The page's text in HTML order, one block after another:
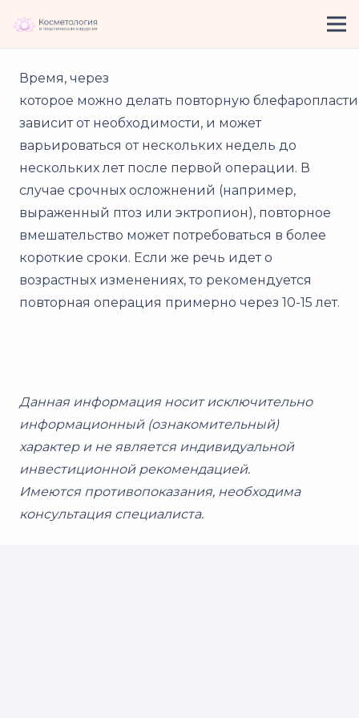
Время, через
которое можно делать повторную
зависит от необходимости, и может
варьироваться от нескольких недель до
нескольких лет после первой операции. В
случае срочных осложнений (например,
выраженный птоз или эктропион), повторное
вмешательство может потребоваться в более
короткие сроки. Если же речь идет о
возрастных изменениях, то рекомендуется
повторная операция примерно через 10-15 лет.
Данная информация носит исключительно
информационный (ознакомительный)
характер и не является индивидуальной
инвестиционной рекомендацией.
Имеются противопоказания, необходима
консультация специалиста.